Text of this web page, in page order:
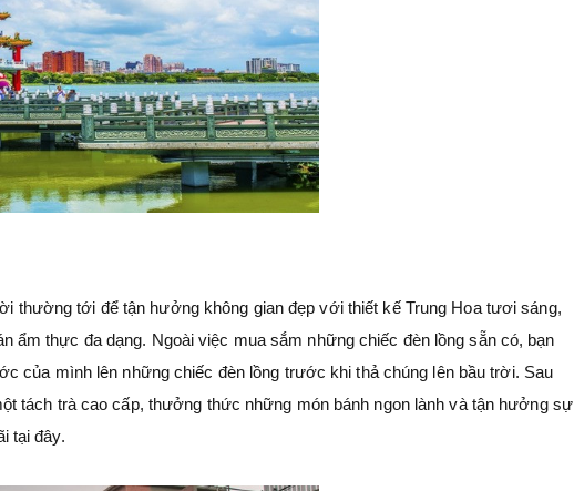
thường tới để tận hưởng không gian đẹp với thiết kế Trung Hoa tươi sáng,
ẩm thực đa dạng. Ngoài việc mua sắm những chiếc đèn lồng sẵn có, bạn
của mình lên những chiếc đèn lồng trước khi thả chúng lên bầu trời. Sau
tách trà cao cấp, thưởng thức những món bánh ngon lành và tận hưởng sự
tại đây.